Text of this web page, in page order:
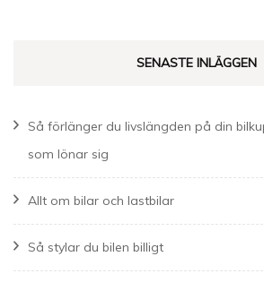
SENASTE INLÄGGEN
Så förlänger du livslängden på din
som lönar sig
Allt om bilar och lastbilar
Så stylar du bilen billigt